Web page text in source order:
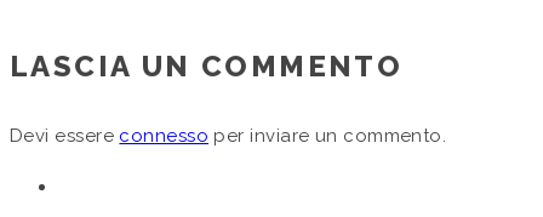
LASCIA UN COMMENTO
Devi essere connesso per inviare un commento.